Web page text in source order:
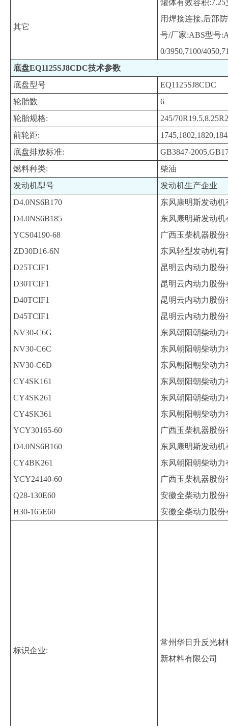
其它
罐体有效容积
用焊接连接,后部
号/厂家:ABS型号
0/3950,7100/
底盘EQ1125SJ8CDC技术参数
底盘型号
EQ1125SJ8CDC
轮胎数
6
轮胎规格:
245/
前轮距:
底盘排放标准:
GB3847-
燃料种类:
柴油
发动机型号
发动机生产企业
D4.0NS6B170
D4.0NS6B185
YCS04190-68
ZD30D16-6N
D25TCIF1
D30TCIF1
D40TCIF1
D45TCIF1
NV30-C6G
NV30-C6C
NV30-C6D
CY4SK161
CY4SK261
CY4SK361
YCY30165-60
D4.0NS6B160
CY4BK261
YCY24140-60
Q28-130E60
H30-165E60
东风康明斯发动机
东风康明斯发动机
广西玉柴机器股份
东风轻型发动机有
昆明云内动力股份
昆明云内动力股份
昆明云内动力股份
昆明云内动力股份
东风朝阳朝柴动力
东风朝阳朝柴动力
东风朝阳朝柴动力
东风朝阳朝柴动力
东风朝阳朝柴动力
东风朝阳朝柴动力
广西玉柴机器股份
东风康明斯发动机
东风朝阳朝柴动力
广西玉柴机器股份
安徽全柴动力股份
安徽全柴动力股份
标识企业:
常州华日升反光
新材料有限公司